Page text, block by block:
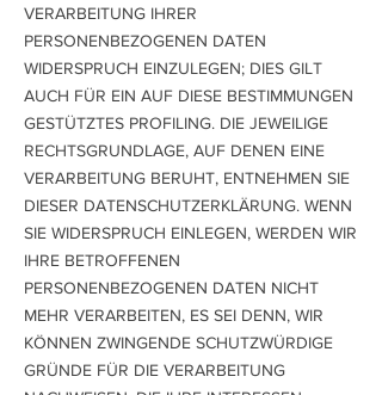
VERARBEITUNG IHRER
PERSONENBEZOGENEN DATEN
WIDERSPRUCH EINZULEGEN; DIES GILT
AUCH FÜR EIN AUF DIESE BESTIMMUNGEN
GESTÜTZTES PROFILING. DIE JEWEILIGE
RECHTSGRUNDLAGE, AUF DENEN EINE
VERARBEITUNG BERUHT, ENTNEHMEN SIE
DIESER DATENSCHUTZERKLÄRUNG. WENN
SIE WIDERSPRUCH EINLEGEN, WERDEN WIR
IHRE BETROFFENEN
PERSONENBEZOGENEN DATEN NICHT
MEHR VERARBEITEN, ES SEI DENN, WIR
KÖNNEN ZWINGENDE SCHUTZWÜRDIGE
GRÜNDE FÜR DIE VERARBEITUNG